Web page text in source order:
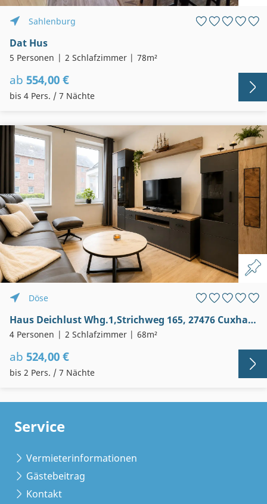
Sahlenburg
Dat Hus
5 Personen 2 Schlafzimmer 78m²
ab 554,00 €
bis 4 Pers. / 7 Nächte
Döse
Haus Deichlust Whg.1,Strichweg 165, 27476 Cuxhaven-Döse
4 Personen 2 Schlafzimmer 68m²
ab 524,00 €
bis 2 Pers. / 7 Nächte
Service
Vermieterinformationen
Gästebeitrag
Kontakt